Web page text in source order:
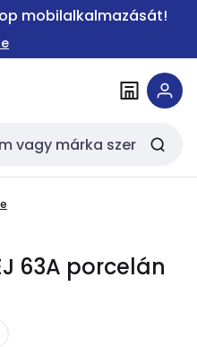
mobilalkalmazását!
63A porcelán